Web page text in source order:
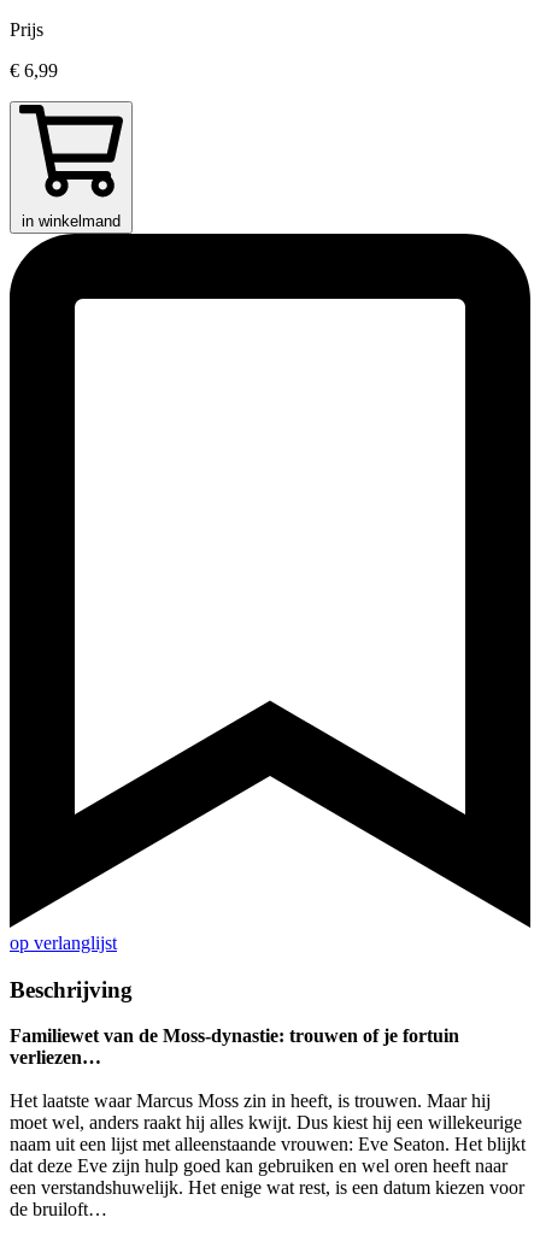
Prijs
€ 6,99
in winkelmand
op verlanglijst
Beschrijving
Familiewet van de Moss-dynastie: trouwen of je fortuin
verliezen…
Het laatste waar Marcus Moss zin in heeft, is trouwen. Maar hij
moet wel, anders raakt hij alles kwijt. Dus kiest hij een willekeurige
naam uit een lijst met alleenstaande vrouwen: Eve Seaton. Het blijkt
dat deze Eve zijn hulp goed kan gebruiken en wel oren heeft naar
een verstandshuwelijk. Het enige wat rest, is een datum kiezen voor
de bruiloft…